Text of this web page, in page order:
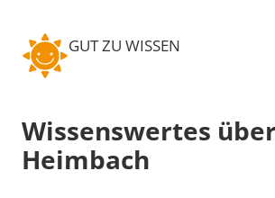
GUT ZU WISSEN
Wissenswertes über
Heimbach